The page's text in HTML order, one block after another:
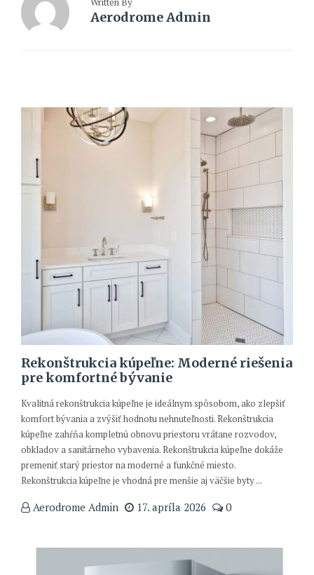
Aerodrome Admin
Rekonštrukcia kúpeľne: Moderné riešenia
pre komfortné bývanie
Kvalitná rekonštrukcia kúpeľne je ideálnym spôsobom, ako zlepšiť
komfort bývania a zvýšiť hodnotu nehnuteľnosti. Rekonštrukcia
kúpeľne zahŕňa kompletnú obnovu priestoru vrátane rozvodov,
obkladov a sanitárneho vybavenia. Rekonštrukcia kúpeľne dokáže
premeniť starý priestor na moderné a funkčné miesto.
Rekonštrukcia kúpeľne je vhodná pre menšie aj väčšie byty ...
Aerodrome Admin 17. apríla 2026 0